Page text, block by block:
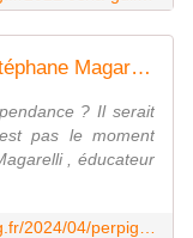
Perpignan: la métamorphose de Stéphane Magarelli en livre de la philosophie à la poésie! interview par Nicolas Caudeville - L'archipel contre-attaque !
? Il serait
pas le moment
, éducateur